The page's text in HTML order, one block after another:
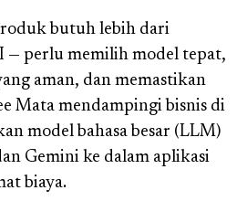
butuh lebih dari
— perlu memilih model tepat,
aman, dan memastikan
Mata mendampingi bisnis di
model bahasa besar (LLM)
Gemini ke dalam aplikasi
biaya.